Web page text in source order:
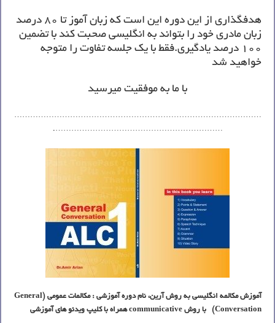
هدفگذاری از این دوره این است که زبان آموز تا 80 درصد
زبان مادری خود را بتواند به انگلیسی صحبت کند با تضمین
100 درصد یادگیری.فقط با یک جلسه تفاوت را متوجه
خواهید شد
با ما به موفقیت میرسید
…………………………………………………………………………………
……………………………………………………….
آموزش مکالمه انگلیسی به روش آرین، نام دوره آموزشی : مکالمات عمومی (General
Conversation) با روشcommunicativeهمراه با کلیپ ویدئو های آموزشی